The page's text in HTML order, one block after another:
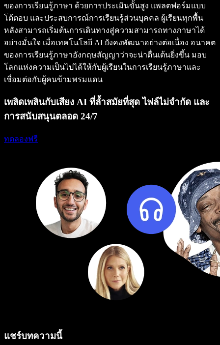
ของการเรียนรู้ภาษา ด้วยการประเมินขั้นสูง แพลตฟอร์มแบบ
โต้ตอบ และประสบการณ์การเรียนรู้ส่วนบุคคล ผู้เรียนทุกพื้น
หลังสามารถเริ่มต้นการเดินทางสู่ความสามารถทางภาษาได้
อย่างมั่นใจ เมื่อเทคโนโลยี AI ยังคงพัฒนาอย่างต่อเนื่อง อนาคต
ของการเรียนรู้ภาษาอังกฤษสัญญาว่าจะน่าตื่นเต้นยิ่งขึ้น มอบ
โลกแห่งความเป็นไปได้ให้กับผู้เรียนในการเรียนรู้ภาษาและ
เชื่อมต่อกับผู้คนข้ามพรมแดน
เพลิดเพลินกับเสียง AI ที่ล้ำสมัยที่สุด ไฟล์ไม่จำกัด และ
การสนับสนุนตลอด 24/7
ทดลองฟรี
แชร์บทความนี้